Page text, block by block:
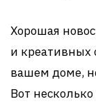
Хорошая
и креативных
вашем доме,
Вот